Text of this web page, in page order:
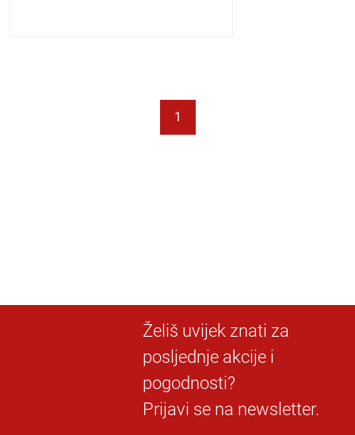
1
Želiš uvijek znati za
posljednje akcije i
pogodnosti?
Prijavi se na newsletter.